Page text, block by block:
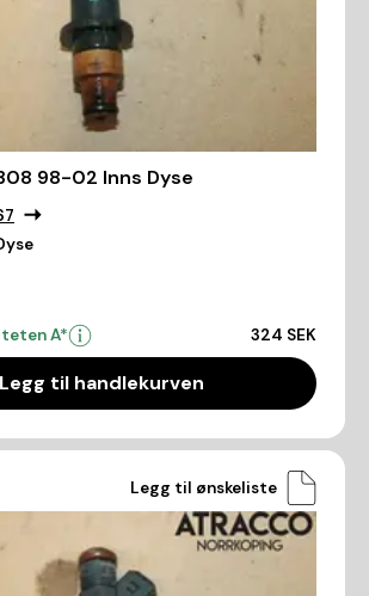
98-02 Inns Dyse
A* 324 SEK
Legg til handlekurven
Legg til ønskeliste